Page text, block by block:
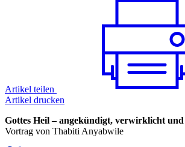
Artikel teilen
Artikel drucken
Gottes Heil– angekündigt, verwirklicht und
Vortrag von Thabiti Anyabwile